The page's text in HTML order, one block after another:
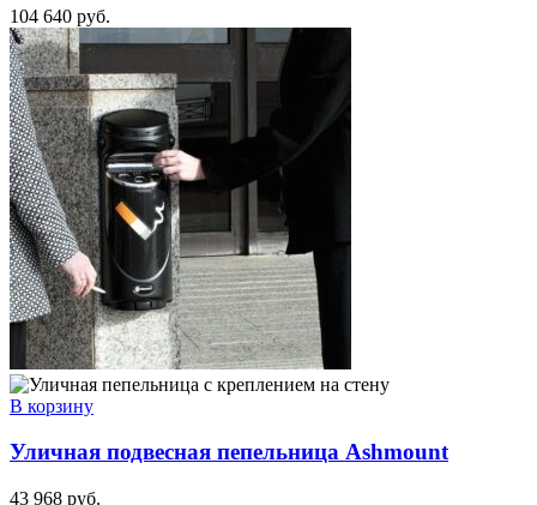
104 640 руб.
В корзину
Уличная подвесная пепельница Ashmount
43 968 руб.